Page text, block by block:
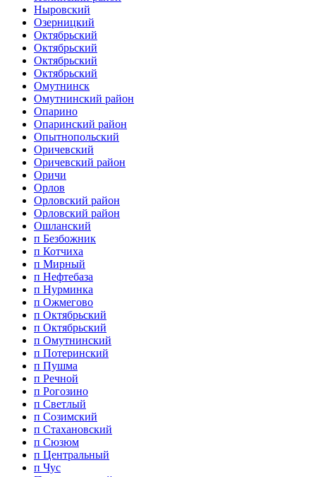
Ныровский
Озерницкий
Октябрьский
Октябрьский
Октябрьский
Октябрьский
Омутнинск
Омутнинский район
Опарино
Опаринский район
Опытнопольский
Оричевский
Оричевский район
Оричи
Орлов
Орловский район
Орловский район
Ошланский
п Безбожник
п Котчиха
п Мирный
п Нефтебаза
п Нурминка
п Ожмегово
п Октябрьский
п Октябрьский
п Омутнинский
п Потеринский
п Пушма
п Речной
п Рогозино
п Светлый
п Созимский
п Стахановский
п Сюзюм
п Центральный
п Чус